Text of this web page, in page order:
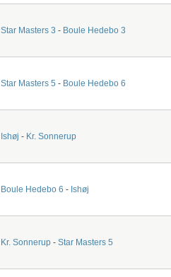
Star Masters 3 - Boule Hedebo 3
Star Masters 5 - Boule Hedebo 6
Ishøj - Kr. Sonnerup
Boule Hedebo 6 - Ishøj
Kr. Sonnerup - Star Masters 5